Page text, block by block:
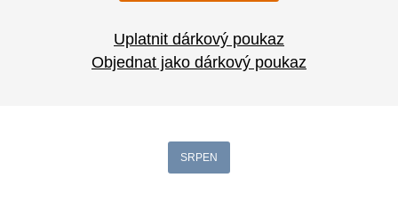
Uplatnit dárkový poukaz
Objednat jako dárkový poukaz
SRPEN